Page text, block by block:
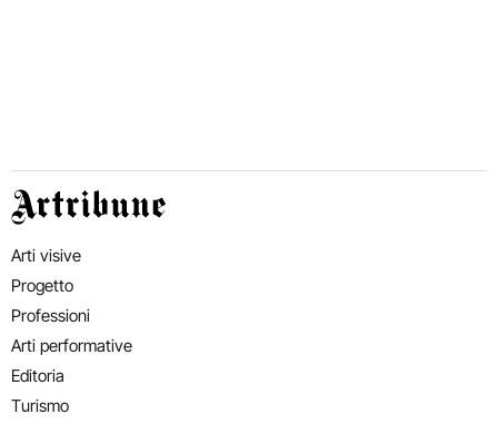
Artribune
Arti visive
Progetto
Professioni
Arti performative
Editoria
Turismo